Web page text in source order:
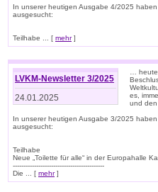
In unserer heutigen Ausgabe 4/2025
ausgesucht:
Teilhabe ... [ mehr]
LVKM-Newsletter 3/2025
24.01.2025
…
es,
und
In unserer heutigen Ausgabe 3/2025
ausgesucht:
Teilhabe
Neue „Toilette für alle“ in der Europahalle
-------------------------------------------
Die ... [ mehr]